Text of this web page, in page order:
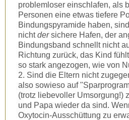
problemloser einschlafen, als
Personen eine etwas tiefere
Bindungspyramide haben,
nichtdersichere Hafen, der
Bindungsband schnellt nicht
Richtung zurück, das Kind
so stark angezogen, wie von
2. Sind die Eltern nicht
also sowieso auf
(trotz liebevoller Umsorgung!)
und Papa wieder da sind.
Oxytocin-Ausschüttung zu